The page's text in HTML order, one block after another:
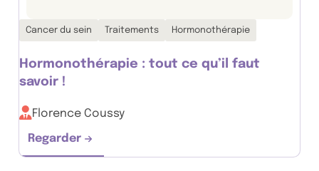
Thématiques associées :
Cancer du sein Traitements Hormonothérapie
Hormonothérapie : tout ce qu’il faut
savoir !
Florence Coussy
Regarder
Hormonothérapie : tout ce qu’il faut savoir !